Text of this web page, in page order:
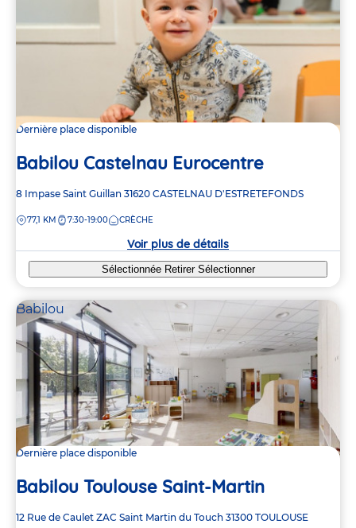
Dernière place disponible
Babilou Castelnau Eurocentre
Adresse
la
8 Impase Saint Guillan 31620 CASTELNAU D'ESTRETEFONDS
DISTANCE
77,1 KM 7:30-19:00 CRÈCHE
Voir plus de détails
Sélectionnée Retirer Sélectionner
Babilou
Dernière place disponible
Babilou Toulouse Saint-Martin
Adresse
12 Rue de Caulet ZAC Saint Martin du Touch 31300 TOULOUSE